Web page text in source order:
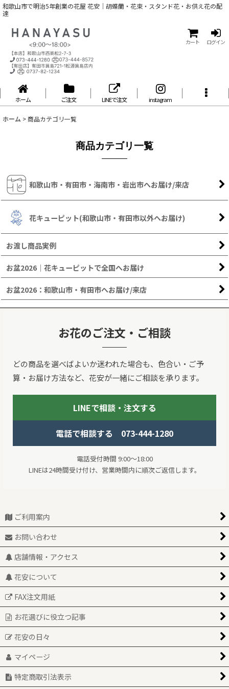
和歌山市で明治5年創業の花屋 花安｜胡蝶蘭・花束・スタンド花・お供え花の配
達
カート ログイン
ホーム ご注文 LINEで注文 instagram
ホーム >商品カテゴリ一覧
商品カテゴリ一覧
和歌山市・有田市・海南市・岩出市へお届け/来店
花キューピット(和歌山市・有田市以外へお届け)
お渡し商品実例
お盆2026｜花キューピットで全国へお届け
お盆2026：和歌山市・有田市へお届け/来店
お花のご注文・ご相談
どの商品を選べばよいか迷われた場合も、色合い・ご予
算・お届け方法など、花安が一緒にご相談を承ります。
LINEで相談・注文する
電話で相談する 073-444-1280
電話受付時間 9:00～18:00
LINEは24時間受け付け、営業時間内に順次ご返信します。
ご利用案内
お問い合わせ
店舗情報・アクセス
花安について
FAX注文用紙
お花選びに役立つ記事
花安の日々
マイページ
特定商取引法表示